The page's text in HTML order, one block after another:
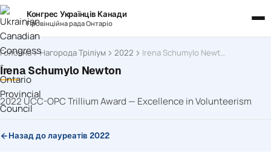
Конгрес Українців Канади
Провінційна рада Онтаріо
Головна Нагорода Тріліум 2022 Irena Schumylo Newton
Irena Schumylo Newton
2022 UCC-OPC Trillium Award — Excellence in Volunteerism
Назад до лауреатів 2022